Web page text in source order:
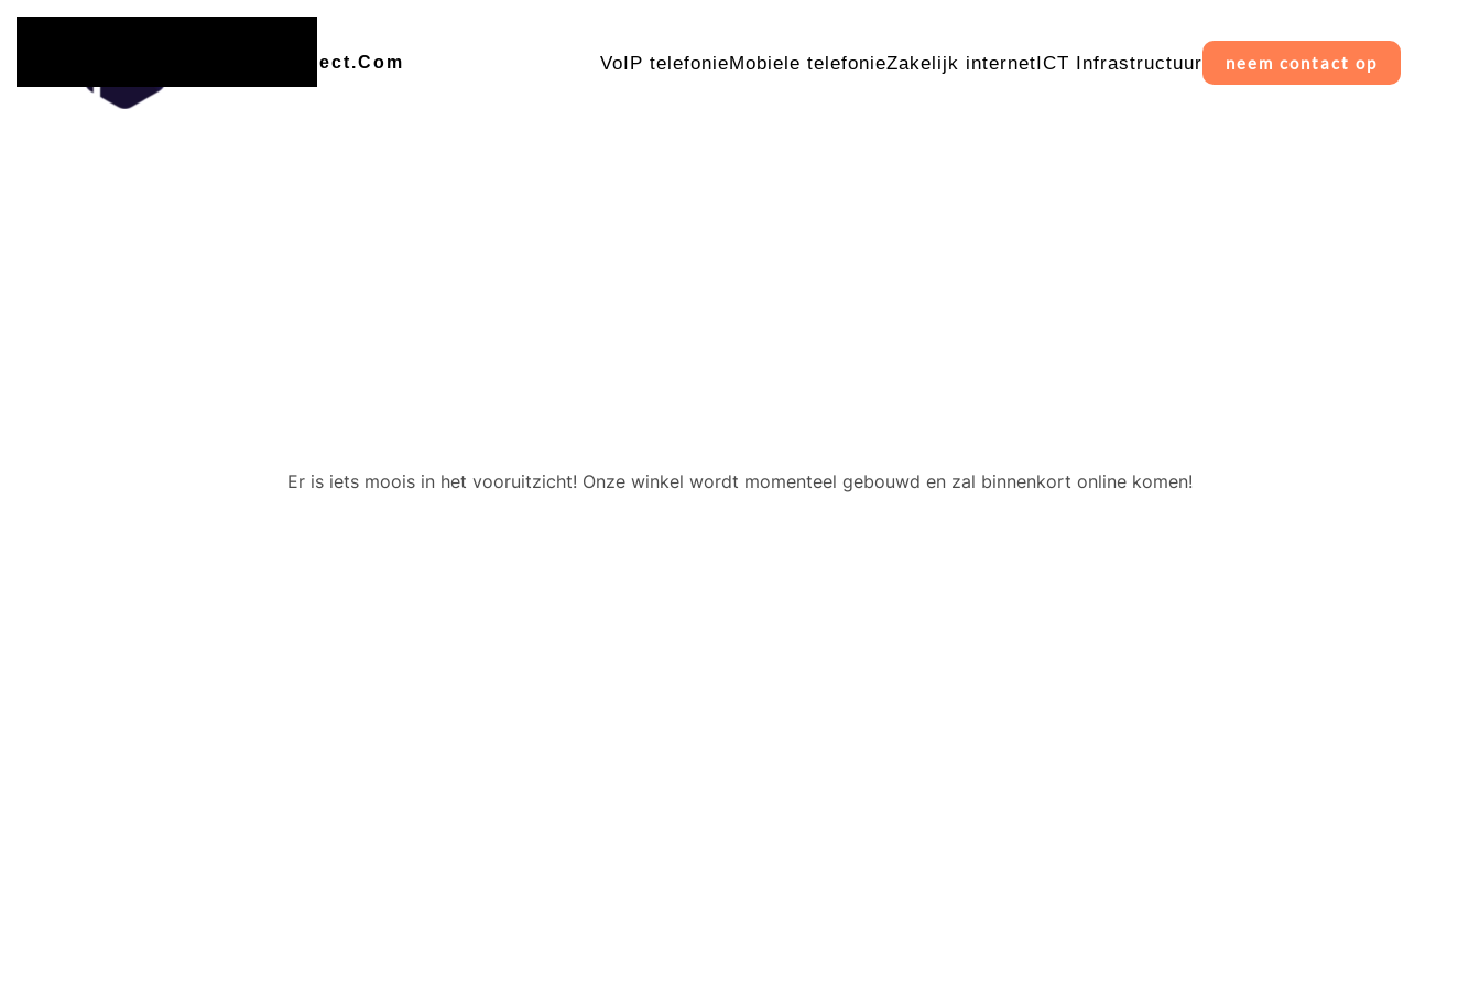
VoIP telefonieMobiele telefonieZakelijk internetICT Infrastructuur neem contact op
Er is iets moois in het vooruitzicht! Onze winkel wordt momenteel gebouwd en zal binnenkort online komen!